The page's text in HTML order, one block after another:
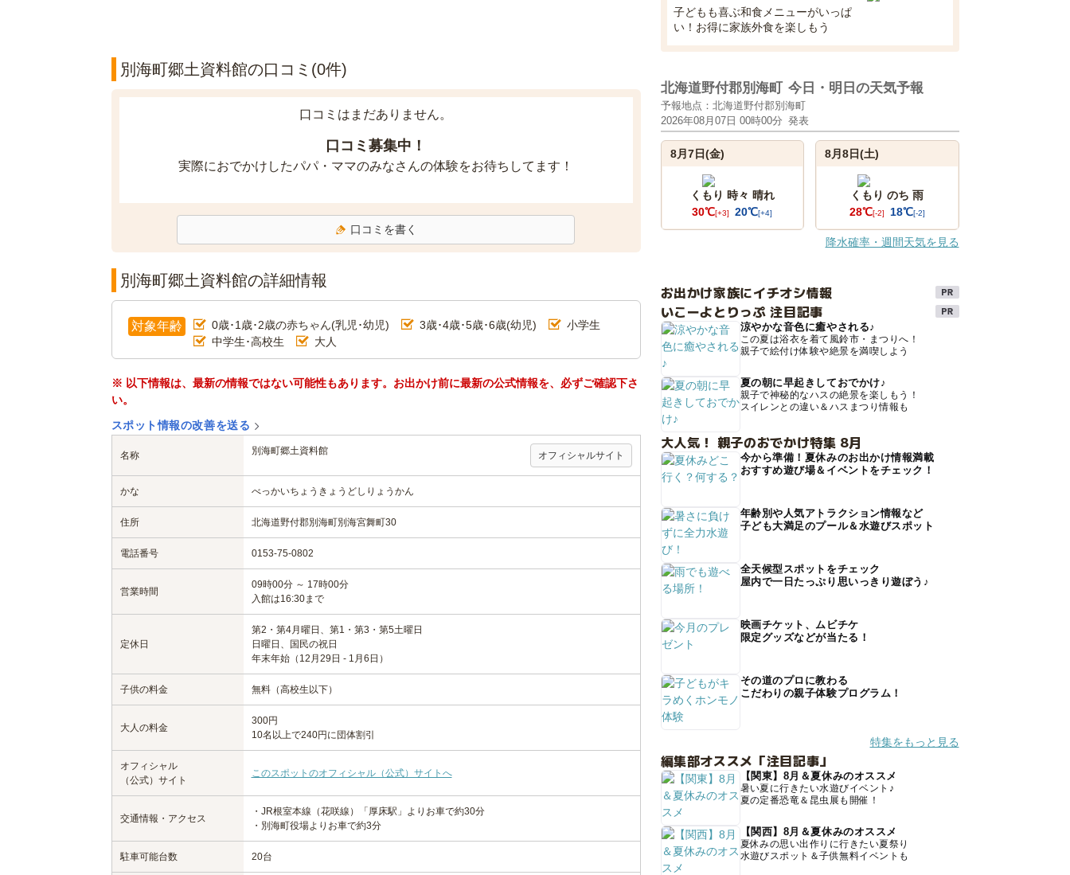
別海町郷土資料館の口コミ(0件)
口コミはまだありません。
口コミ募集中！
実際におでかけしたパパ・ママのみなさんの体験をお待ちしてます！
口コミを書く
別海町郷土資料館の詳細情報
対象年齢 0歳･1歳･2歳の赤ちゃん(乳児･幼児) 3歳･4歳･5歳･6歳(幼児)
小学生
中学生･高校生
大人
※ 以下情報は、最新の情報ではない可能性もあります。お出かけ前に最新の公式情報を、必ずご確認下さ
い。
スポット情報の改善を送る
名称 別海町郷土資料館 オフィシャルサイト
かな べっかいちょうきょうどしりょうかん
住所 北海道野付郡別海町別海宮舞町30
電話番号 0153-75-0802
営業時間
09時00分 ～ 17時00分
入館は16:30まで
定休日
第2・第4月曜日、第1・第3・第5土曜日
日曜日、国民の祝日
年末年始（12月29日 - 1月6日）
子供の料金 無料（高校生以下）
大人の料金
300円
10名以上で240円に団体割引
オフィシャル
（公式）サイト
このスポットのオフィシャル（公式）サイトへ
交通情報・アクセス
・JR根室本線（花咲線）「厚床駅」よりお車で約30分
・別海町役場よりお車で約3分
駐車可能台数 20台
子どもも喜ぶ和食メニューがいっぱ
い！お得に家族外食を楽しもう
北海道野付郡別海町 今日・明日の天気予報
予報地点：北海道野付郡別海町
2026年08月07日 00時00分 発表
8月7日(金)
くもり 時々 晴れ
30℃[+3] 20℃[+4]
8月8日(土)
くもり のち 雨
28℃[-2] 18℃[-2]
降水確率・週間天気を見る
お出かけ家族にイチオシ情報
いこーよとりっぷ 注目記事
涼やかな音色に癒やされる♪
この夏は浴衣を着て風鈴市・まつりへ！
親子で絵付け体験や絶景を満喫しよう
夏の朝に早起きしておでかけ♪
親子で神秘的なハスの絶景を楽しもう！
スイレンとの違い＆ハスまつり情報も
大人気！ 親子のおでかけ特集 8月
今から準備！夏休みのお出かけ情報満載
おすすめ遊び場＆イベントをチェック！
年齢別や人気アトラクション情報など
子ども大満足のプール＆水遊びスポット
全天候型スポットをチェック
屋内で一日たっぷり思いっきり遊ぼう♪
映画チケット、ムビチケ
限定グッズなどが当たる！
その道のプロに教わる
こだわりの親子体験プログラム！
特集をもっと見る
編集部オススメ「注目記事」
【関東】8月＆夏休みのオススメ
暑い夏に行きたい水遊びイベント♪
夏の定番恐竜＆昆虫展も開催！
【関西】8月＆夏休みのオススメ
夏休みの思い出作りに行きたい夏祭り
水遊びスポット＆子供無料イベントも